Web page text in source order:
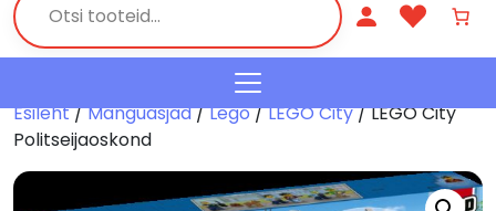
Esileht/Mänguasjad/Lego/LEGO City/ LEGO City
Politseijaoskond